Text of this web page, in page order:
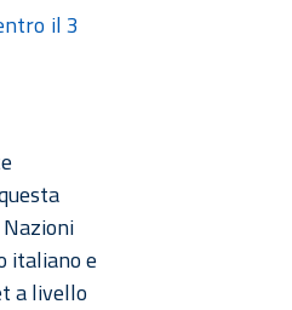
il 3
italiano e
a livello